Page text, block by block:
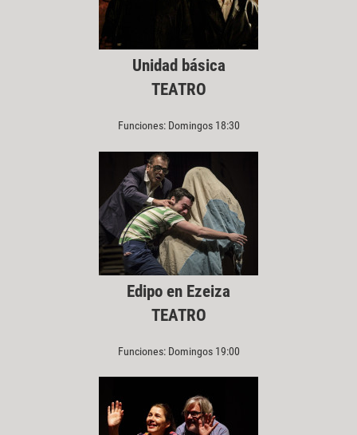
Unidad básica
TEATRO
Funciones: Domingos 18:30
Edipo en Ezeiza
TEATRO
Funciones: Domingos 19:00